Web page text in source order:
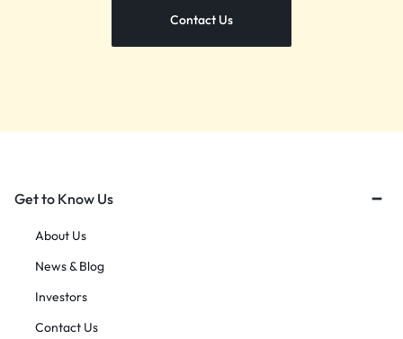
Contact Us
Get to Know Us
About Us
News & Blog
Investors
Contact Us